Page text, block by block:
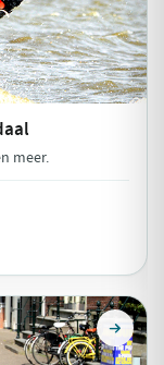
meer.